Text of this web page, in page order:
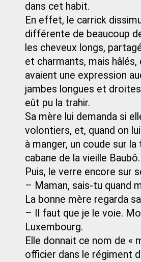
dans cet habit.
En effet, le carrick
différente de beaucoup
les cheveux longs,
et charmants, mais
avaient une expression
jambes longues et
eût pu la trahir.
Sa mère lui demanda si
volontiers, et, quand on
à manger, un coude sur
cabane de la vieille Baubô.
Puis, le verre encore sur
– Maman, sais-tu quand
La bonne mère regarda
– Il faut que je le voie.
Luxembourg.
Elle donnait ce nom de «
officier dans le régiment